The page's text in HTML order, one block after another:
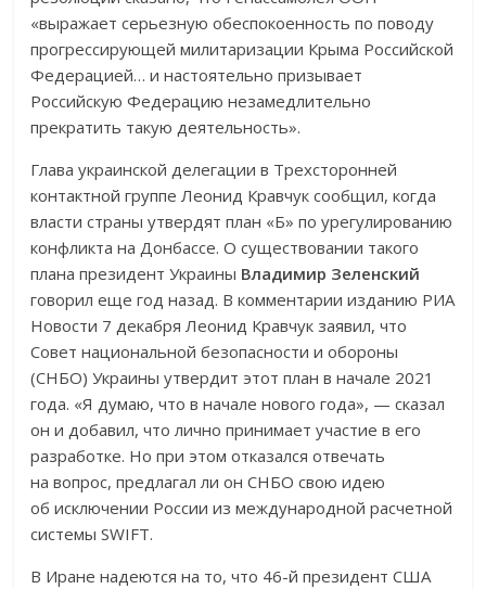
«выражает серьезную обеспокоенность по поводу
прогрессирующей милитаризации Крыма Российской
Федерацией… и настоятельно призывает
Российскую Федерацию незамедлительно
прекратить такую деятельность».
Глава украинской делегации в Трехсторонней
контактной группе Леонид Кравчук сообщил, когда
власти страны утвердят план «Б» по урегулированию
конфликта на Донбассе. О существовании такого
плана президент Украины Владимир Зеленский
говорил еще год назад. В комментарии изданию РИА
Новости 7 декабря Леонид Кравчук заявил, что
Совет национальной безопасности и обороны
(СНБО) Украины утвердит этот план в начале 2021
года. «Я думаю, что в начале нового года», — сказал
он и добавил, что лично принимает участие в его
разработке. Но при этом отказался отвечать
на вопрос, предлагал ли он СНБО свою идею
об исключении России из международной расчетной
системы SWIFT.
В Иране надеются на то, что 46-й президент США